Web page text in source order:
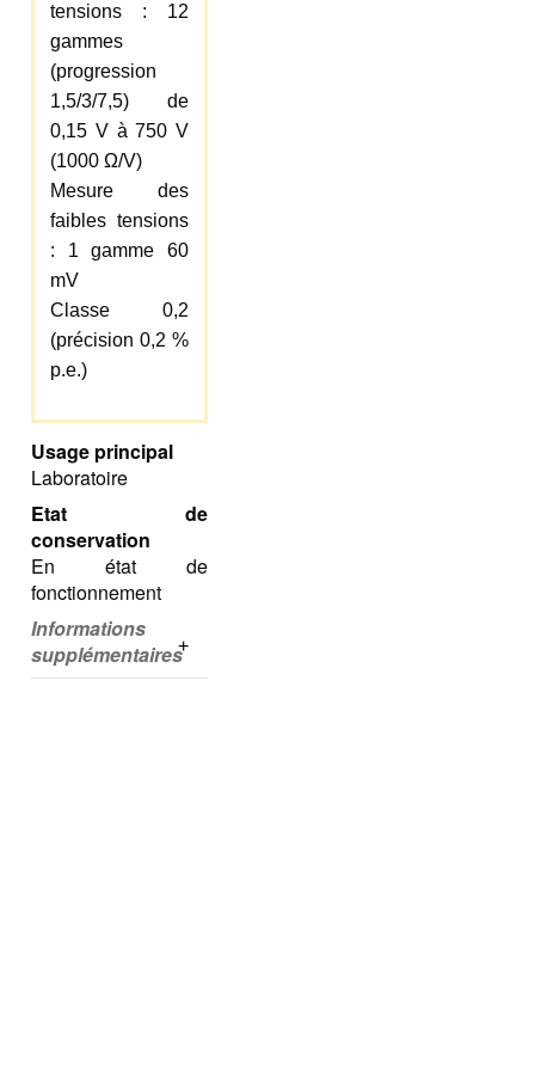
tensions : 12
gammes
(progression
1,5/3/7,5) de
0,15 V à 750 V
(1000 Ω/V)
Mesure des
faibles tensions
: 1 gamme 60
mV
Classe 0,2
(précision 0,2 %
p.e.)
Usage principal
Laboratoire
Etat de
conservation
En état de
fonctionnement
Informations
supplémentaires